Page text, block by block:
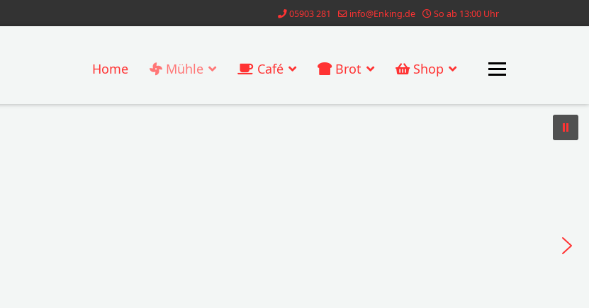
05903 281 info@Enking.de So ab 13:00 Uhr
Home Mühle Café Brot Shop